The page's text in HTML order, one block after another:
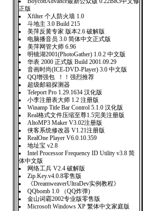
正版
Xfilter 个人防火墙 1.0
斗地主 3.0 Build 215
美萍反黄专家 版本2.6 破解版
电脑播音员 3.0 简体中文正式版
美萍网管大师 6.96
明镜湖2001(PhotoGather) 1.0.2 中文版
华表 2000 正式版 Build 2001.09.29
音画时尚(ICE-DVD-Player) 3.0 中文版
QQ增强包 ！！强烈推荐
超级邮箱探测器
Teleport Pro 1.29.1634 汉化版
小李注册表大师 1.2 注册版
Winamp Title Bar Control 5.1.0 汉化版
Real格式文件压缩至尊1.5完美注册版
AltoMP3 Maker V3.02注册版
侠客系统修改器 V1.21注册版
RealOne Player V6.0.10.359
地址宝 v2.8
Intel Processor Frequency ID Utility v3.8 简
体中文版
网络工兵 V2.4 破解版
Zip.Key.v4.0.8零售版
《DreamweaverUltraDev实例教程》
QQbomb 1.0 （QQ炸弹)
金山词霸2002专业版零售版
Microsoft Windows XP 繁体中文家庭版